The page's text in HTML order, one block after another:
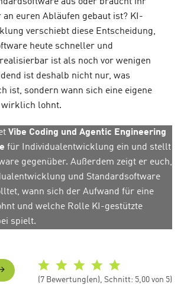
an euren Abläufen gebaut ist? KI-
verschiebt diese Entscheidung,
heute schneller und
ist als noch vor wenigen
ist deshalb nicht nur, was
ist, sondern wann sich eine eigene
wirklich lohnt.
Vibe Coding und Agentic Engineering
für Individualentwicklung ein und stellt
gegenüber. Außerdem zeigt er euch,
und Standardsoftware
wann sich der Aufwand für eine
und welche Rolle KI-gestützte
spielt.
(7 Bewertung(en), Schnitt: 5,00 von 5)